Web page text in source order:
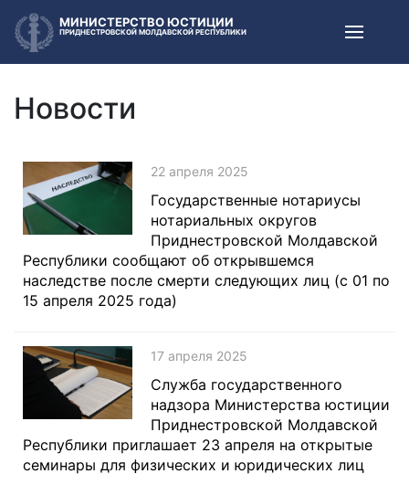
МИНИСТЕРСТВО ЮСТИЦИИ
ПРИДНЕСТРОВСКОЙ МОЛДАВСКОЙ РЕСПУБЛИКИ
Новости
22 апреля 2025
Государственные нотариусы
нотариальных округов
Приднестровской Молдавской
Республики сообщают об открывшемся
наследстве после смерти следующих лиц (с 01 по
15 апреля 2025 года)
17 апреля 2025
Служба государственного
надзора Министерства юстиции
Приднестровской Молдавской
Республики приглашает 23 апреля на открытые
семинары для физических и юридических лиц